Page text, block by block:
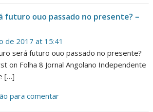
futuro ouo passado no presente? –
de 2017 at 15:41
será futuro ouo passado no presente?
on Folha 8 Jornal Angolano Independente
[…]
para comentar